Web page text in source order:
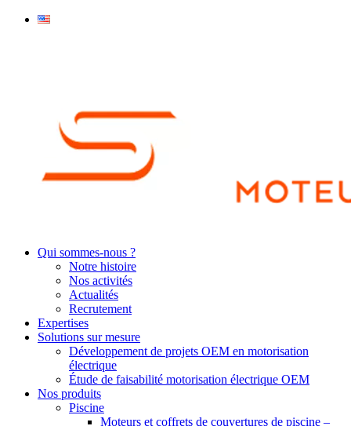
Qui sommes-nous ?
Notre histoire
Nos activités
Actualités
Recrutement
Expertises
Solutions sur mesure
Développement de projets OEM en motorisation
électrique
Étude de faisabilité motorisation électrique OEM
Nos produits
Piscine
Moteurs et coffrets de couvertures de piscine –